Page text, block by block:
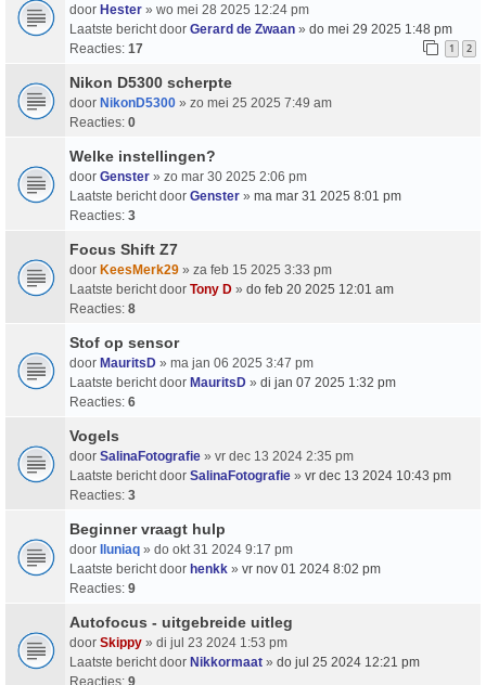
door Hester » wo mei 28 2025 12:24 pm
Laatste bericht door Gerard de Zwaan » do mei 29 2025 1:48 pm
Reacties: 17 1 2
Nikon D5300 scherpte
door NikonD5300 » zo mei 25 2025 7:49 am
Reacties: 0
Welke instellingen?
door Genster » zo mar 30 2025 2:06 pm
Laatste bericht door Genster » ma mar 31 2025 8:01 pm
Reacties: 3
Focus Shift Z7
door KeesMerk29 » za feb 15 2025 3:33 pm
Laatste bericht door Tony D » do feb 20 2025 12:01 am
Reacties: 8
Stof op sensor
door MauritsD » ma jan 06 2025 3:47 pm
Laatste bericht door MauritsD » di jan 07 2025 1:32 pm
Reacties: 6
Vogels
door SalinaFotografie » vr dec 13 2024 2:35 pm
Laatste bericht door SalinaFotografie » vr dec 13 2024 10:43 pm
Reacties: 3
Beginner vraagt hulp
door Iluniaq » do okt 31 2024 9:17 pm
Laatste bericht door henkk » vr nov 01 2024 8:02 pm
Reacties: 9
Autofocus - uitgebreide uitleg
door Skippy » di jul 23 2024 1:53 pm
Laatste bericht door Nikkormaat » do jul 25 2024 12:21 pm
Reacties: 9